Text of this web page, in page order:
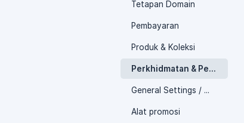
Tetapan Domain
Pembayaran
Produk & Koleksi
Perkhidmatan & Pengurusan Pelanggan
General Settings / 一般设定
Alat promosi